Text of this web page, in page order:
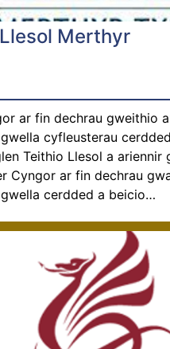
Merthyr
ar fin dechrau gweithio
cyfleusterau
Teithio Llesol a ariennir
Cyngor ar fin dechrau
cerdded a beicio…